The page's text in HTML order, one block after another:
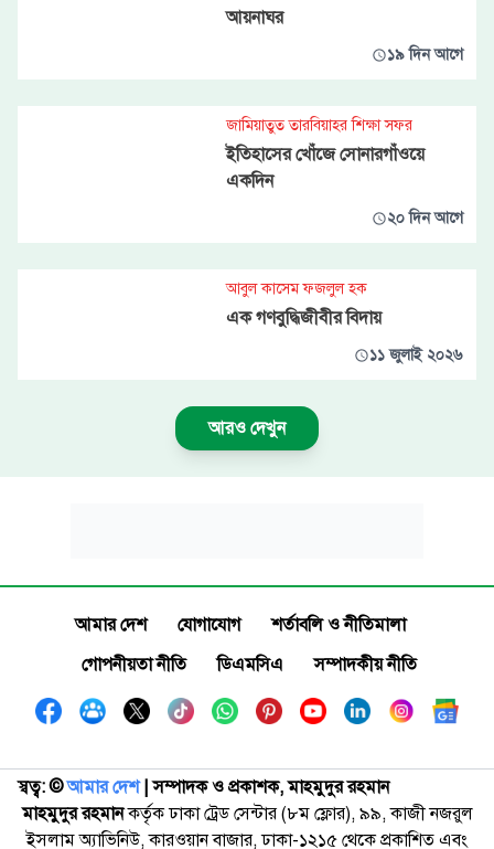
আয়নাঘর
১৯ দিন আগে
জামিয়াতুত তারবিয়াহর শিক্ষা সফর
ইতিহাসের খোঁজে সোনারগাঁওয়ে
একদিন
২০ দিন আগে
আবুল কাসেম ফজলুল হক
এক গণবুদ্ধিজীবীর বিদায়
১১ জুলাই ২০২৬
আরও দেখুন
আমার দেশ যোগাযোগ
শর্তাবলি ও নীতিমালা
গোপনীয়তা নীতি
ডিএমসিএ সম্পাদকীয় নীতি
স্বত্ব: ©️আমার দেশ| সম্পাদক ও প্রকাশক, মাহমুদুর রহমান
মাহমুদুর রহমানকর্তৃক ঢাকা ট্রেড সেন্টার (৮ম ফ্লোর), ৯৯, কাজী নজরুল
ইসলাম অ্যাভিনিউ, কারওয়ান বাজার, ঢাকা-১২১৫ থেকে প্রকাশিত এবং